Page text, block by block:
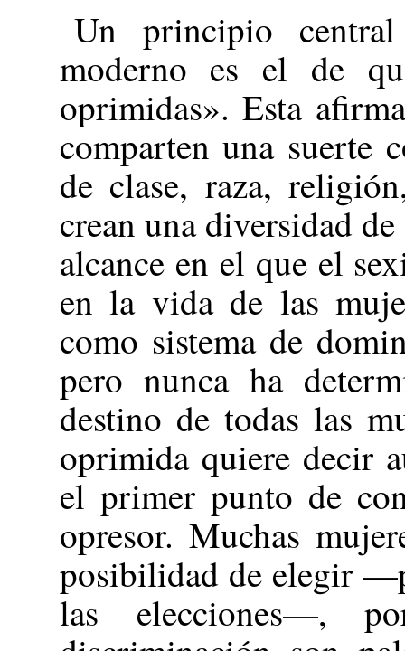
Un principio
moderno es el de
oprimidas». Esta
comparten una suerte
de clase, raza,
crean una diversidad
alcance en el que el
en la vida de las
como sistema de
pero nunca ha
destino de todas las
oprimida quiere decir
el primer punto de
opresor. Muchas
posibilidad de elegir
las elecciones—,